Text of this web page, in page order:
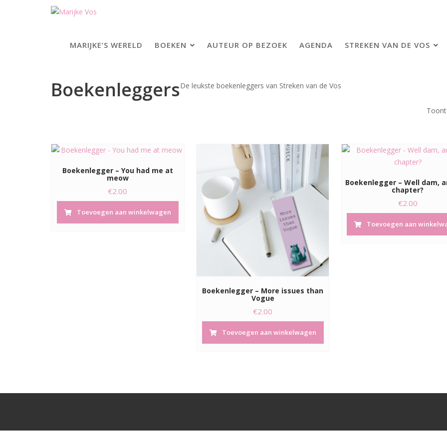
MARIJKE’S WERELD BOEKEN AUTEUR OP BEZOEK AGENDA STREKEN VAN DE VOS
BoekenleggersDe leukste boekenleggers van Streken van de Vos
Boekenlegger – You had me at
meow
€2.00
Toevoegen aan winkelwagen
Boekenlegger – More issues than
Vogue
€2.00
Toevoegen aan winkelwagen
Boekenlegger – Well dam,
chapter?
€2.00
Toevoegen aan